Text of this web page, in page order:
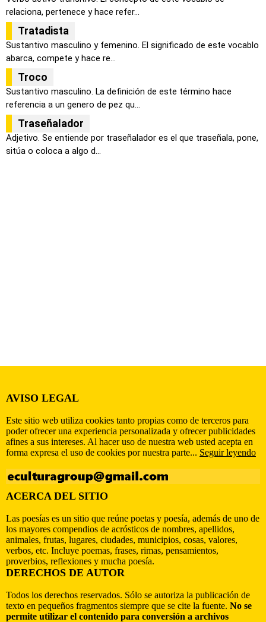
relaciona, pertenece y hace refer...
Tratadista
Sustantivo masculino y femenino. El significado de este vocablo
abarca, compete y hace re...
Troco
Sustantivo masculino. La definición de este término hace
referencia a un genero de pez qu...
Traseñalador
Adjetivo. Se entiende por traseñalador es el que traseñala, pone,
sitúa o coloca a algo d...
AVISO LEGAL
Este sitio web utiliza cookies tanto propias como de terceros para
poder ofrecer una experiencia personalizada y ofrecer publicidades
afines a sus intereses. Al hacer uso de nuestra web usted acepta en
forma expresa el uso de cookies por nuestra parte... Seguir leyendo
ACERCA DEL SITIO
Las poesías es un sitio que reúne poetas y poesía, además de uno de
los mayores compendios de acrósticos de nombres, apellidos,
animales, frutas, lugares, ciudades, municipios, cosas, valores,
verbos, etc. Incluye poemas, frases, rimas, pensamientos,
proverbios, reflexiones y mucha poesía.
DERECHOS DE AUTOR
Todos los derechos reservados. Sólo se autoriza la publicación de
texto en pequeños fragmentos siempre que se cite la fuente. No se
permite utilizar el contenido para conversión a archivos